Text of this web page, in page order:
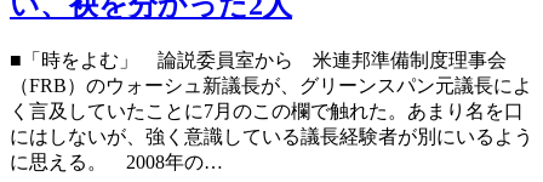
■「時をよむ」 論説委員室から 米連邦準備制度理事会
（FRB）のウォーシュ新議長が、グリーンスパン元議長によ
く言及していたことに7月のこの欄で触れた。あまり名を口
にはしないが、強く意識している議長経験者が別にいるよう
に思える。 2008年の…